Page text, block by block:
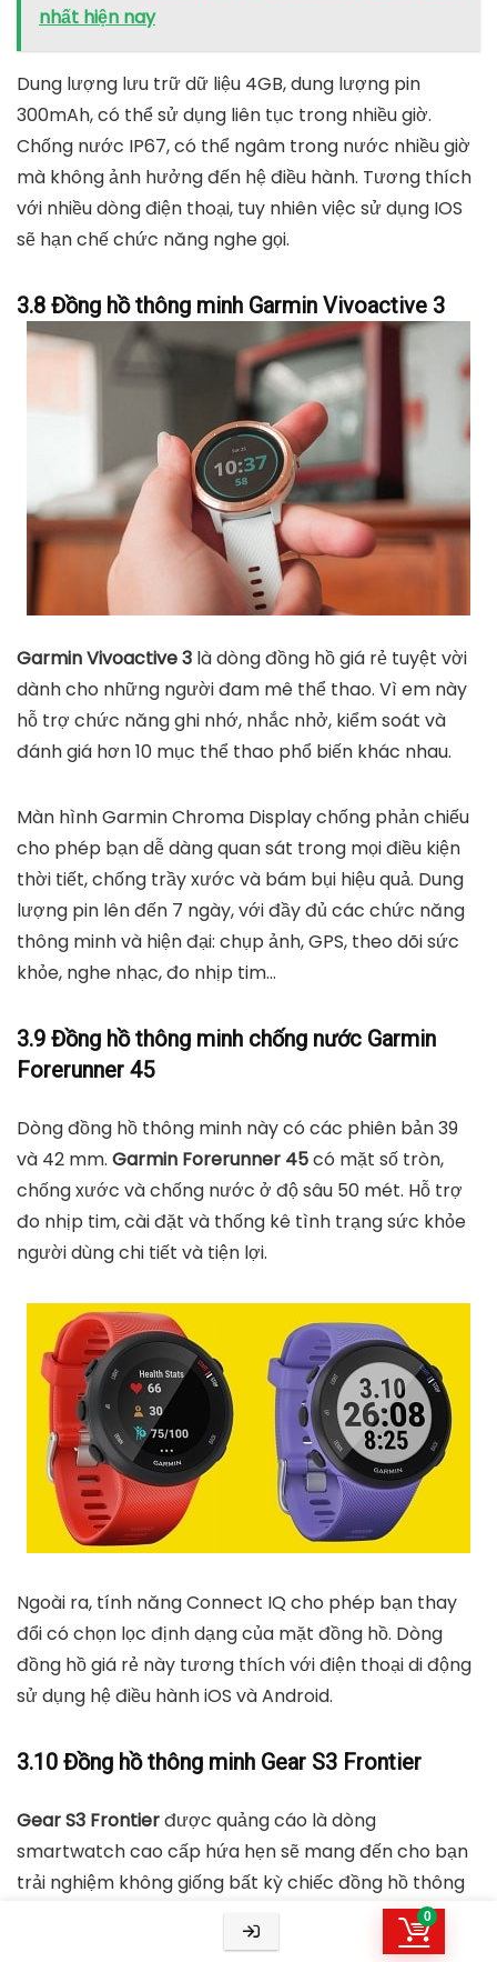
0
nhất hiện nay
Dung lượng lưu trữ dữ liệu 4GB, dung lượng pin
300mAh, có thể sử dụng liên tục trong nhiều giờ.
Chống nước IP67, có thể ngâm trong nước nhiều giờ
mà không ảnh hưởng đến hệ điều hành. Tương thích
với nhiều dòng điện thoại, tuy nhiên việc sử dụng IOS
sẽ hạn chế chức năng nghe gọi.
3.8 Đồng hồ thông minh Garmin Vivoactive 3
Garmin Vivoactive 3 là dòng đồng hồ giá rẻ tuyệt vời
dành cho những người đam mê thể thao. Vì em này
hỗ trợ chức năng ghi nhớ, nhắc nhở, kiểm soát và
đánh giá hơn 10 mục thể thao phổ biến khác nhau.
Màn hình Garmin Chroma Display chống phản chiếu
cho phép bạn dễ dàng quan sát trong mọi điều kiện
thời tiết, chống trầy xước và bám bụi hiệu quả. Dung
lượng pin lên đến 7 ngày, với đầy đủ các chức năng
thông minh và hiện đại: chụp ảnh, GPS, theo dõi sức
khỏe, nghe nhạc, đo nhịp tim…
3.9 Đồng hồ thông minh chống nước Garmin
Forerunner 45
Dòng đồng hồ thông minh này có các phiên bản 39
và 42 mm. Garmin Forerunner 45có mặt số tròn,
chống xước và chống nước ở độ sâu 50 mét. Hỗ trợ
đo nhịp tim, cài đặt và thống kê tình trạng sức khỏe
người dùng chi tiết và tiện lợi.
Ngoài ra, tính năng Connect IQ cho phép bạn thay
đổi có chọn lọc định dạng của mặt đồng hồ. Dòng
đồng hồ giá rẻ này tương thích với điện thoại di động
sử dụng hệ điều hành iOS và Android.
3.10 Đồng hồ thông minh Gear S3 Frontier
Gear S3 Frontierđược quảng cáo là dòng
smartwatch cao cấp hứa hẹn sẽ mang đến cho bạn
trải nghiệm không giống bất kỳ chiếc đồng hồ thông
minh giá rẻ nào trên thị trường.